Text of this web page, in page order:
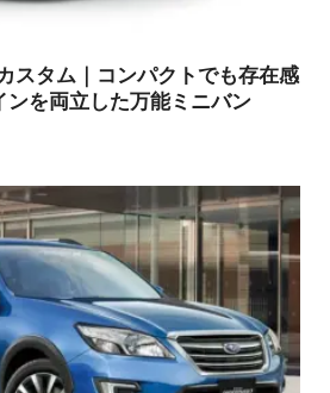
スタム｜コンパクトでも存在感
を両立した万能ミニバン